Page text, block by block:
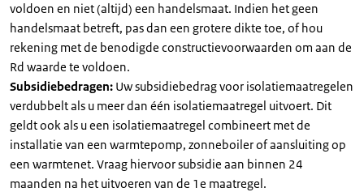
voldoen en niet (altijd) een handelsmaat. Indien het geen
handelsmaat betreft, pas dan een grotere dikte toe, of hou
rekening met de benodigde constructievoorwaarden om aan de
Rd waarde te voldoen.
Subsidiebedragen: Uw subsidiebedrag voor isolatiemaatregelen
verdubbelt als u meer dan één isolatiemaatregel uitvoert. Dit
geldt ook als u een isolatiemaatregel combineert met de
installatie van een warmtepomp, zonneboiler of aansluiting op
een warmtenet. Vraag hiervoor subsidie aan binnen 24
maanden na het uitvoeren van de 1e maatregel.